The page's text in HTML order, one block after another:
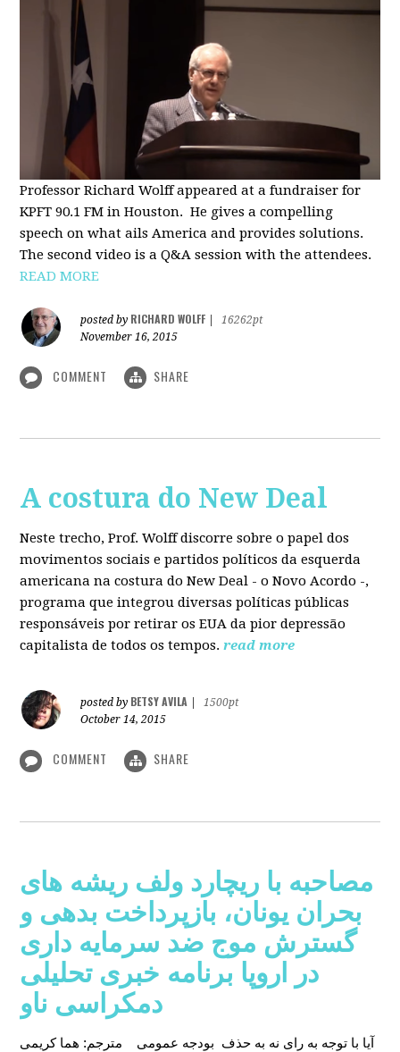
Professor Richard Wolff appeared at a fundraiser for
KPFT 90.1 FM in Houston. He gives a compelling
speech on what ails America and provides solutions.
The second video is a Q&A session with the attendees.
READ MORE
posted by RICHARD WOLFF
16262pt
November 16, 2015
COMMENT SHARE
A costura do New Deal
Neste trecho, Prof. Wolff discorre sobre o papel dos
movimentos sociais e partidos políticos da esquerda
americana na costura do New Deal - o Novo Acordo -,
programa que integrou diversas políticas públicas
responsáveis por retirar os EUA da pior depressão
capitalista de todos os tempos. read more
posted by BETSY AVILA
1500pt
October 14, 2015
COMMENT SHARE
مصاحبه با ریچارد ولف ریشه های
بحران یونان، بازپرداخت بدهی و
گسترش موج ضد سرمایه داری
در اروپا برنامه خبری تحلیلی
دمکراسی ناو
مترجم: هما کریمی
آیا با توجه به رای نه به حذف بودجه عمومی